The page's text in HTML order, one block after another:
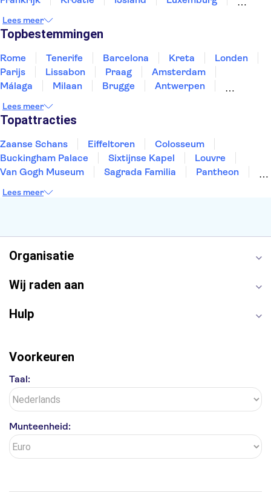
Slovenië
Thailand
Lees meer
Topbestemmingen
Rome Tenerife Barcelona Kreta
Londen
Parijs
Lissabon Praag
Amsterdam
Málaga
Milaan Brugge
Antwerpen
Eindhoven
Lees meer
Topattracties
Zaanse Schans Eiffeltoren
Colosseum
Buckingham Palace
Sixtijnse Kapel
Louvre
Van Gogh Museum
Sagrada Familia
Pantheon
Keukenhof
Lees meer
Organisatie
Wij raden aan
Hulp
Voorkeuren
Taal:
Munteenheid: